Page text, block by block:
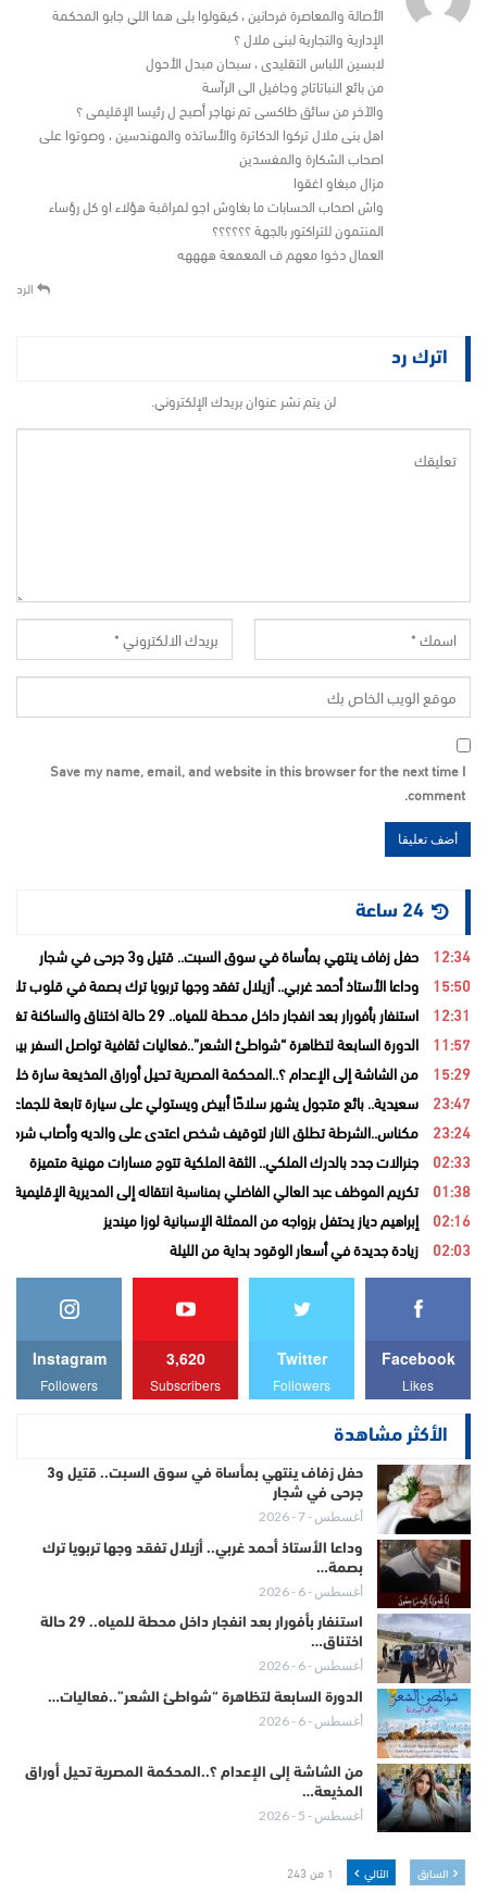
الأصالة والمعاصرة فرحانين ، كيقولوا بلى هما اللي جابو المحكمة
الإدارية والتجارية لبنى ملال ؟
لابسين اللباس التقليدى ، سبحان مبدل الأحول
من بائع النباتاتاج وجافيل الى الرآسة
والآخر من سائق طاكسى تم نهاجر أصبح ل رئيسا الإقليمى ؟
اهل بنى ملال تركوا الدكاترة والأساتذه والمهندسين ، وصوتوا على
اصحاب الشكارة والمفسدين
مزال مبغاو اغقوا
واش اصحاب الحسابات ما بغاوش اجو لمراقبة هؤلاء او كل رؤساء
المنتمون للتراكتور بالجهة ؟؟؟؟؟؟
العمال دخوا معهم ف المعمعة ههههه
الرد
اترك رد
لن يتم نشر عنوان بريدك الإلكتروني.
Save my name, email, and website in this browser for the next time I
comment.
12:34 حفل زفاف ينتهي بمأساة في سوق السبت.. قتيل و3 جرحى في شجار
15:50 وداعا الأستاذ أحمد غربي.. أزيلال تفقد وجها تربويا ترك بصمة في قلوب
12:31 استنفار بأفورار بعد انفجار داخل محطة للمياه.. 29 حالة اختناق والساكنة تغادر منازلها خوفاً من الغاز
11:57 الدورة السابعة لتظاهرة “شواطئ الشعر”..فعاليات ثقافية تواصل السفر بين
15:29 من الشاشة إلى الإعدام ؟..المحكمة المصرية تحيل أوراق المذيعة سارة
23:47 سعيدية.. بائع متجول يشهر سلاحًا أبيض ويستولي على سيارة تابعة للجماعة
23:24 مكناس..الشرطة تطلق النار لتوقيف شخص اعتدى على والديه وأصاب شرطيا
02:33 جنرالات جدد بالدرك الملكي.. الثقة الملكية تتوج مسارات مهنية متميزة
01:38 تكريم الموظف عبد العالي الفاضلي بمناسبة انتقاله إلى المديرية الإقليمية
02:16 إبراهيم دياز يحتفل بزواجه من الممثلة الإسبانية لوزا مينديز
02:03 زيادة جديدة في أسعار الوقود بداية من الليلة
Facebook
Likes
Twitter
Followers
3,620
Subscribers
Instagram
Followers
الأكثر مشاهدة
حفل زفاف ينتهي بمأساة في سوق السبت.. قتيل و3
جرحى في شجار
أغسطس - 7 - 2026
وداعا الأستاذ أحمد غربي.. أزيلال تفقد وجها تربويا ترك
بصمة…
أغسطس - 6 - 2026
استنفار بأفورار بعد انفجار داخل محطة للمياه.. 29 حالة
اختناق…
أغسطس - 6 - 2026
الدورة السابعة لتظاهرة “شواطئ الشعر”..فعاليات…
أغسطس - 6 - 2026
من الشاشة إلى الإعدام ؟..المحكمة المصرية تحيل أوراق
المذيعة…
أغسطس - 5 - 2026
السابق التالي 1 من 243